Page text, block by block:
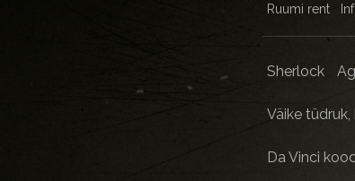
Ruumi rent
Sherlock
Väike
Da Vinci